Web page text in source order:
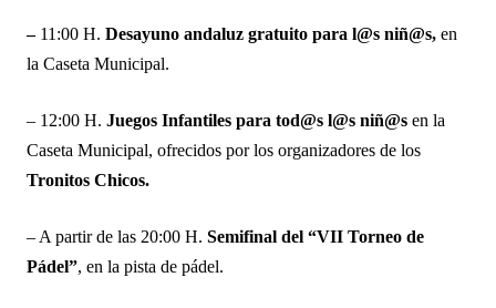
– 11:00 H. Desayuno andaluz gratuito para l@s niñ@s, en
la Caseta Municipal.
– 12:00 H. Juegos Infantiles para tod@s l@s niñ@s en la
Caseta Municipal, ofrecidos por los organizadores de los
Tronitos Chicos.
– A partir de las 20:00 H. Semifinal del “VII Torneo de
Pádel”, en la pista de pádel.